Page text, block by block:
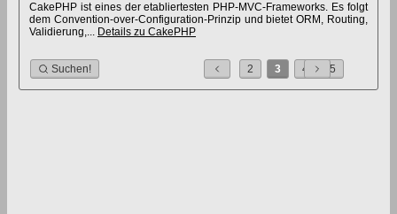
CakePHP ist eines der etabliertesten PHP-MVC-Frameworks. Es folgt
dem Convention-over-Configuration-Prinzip und bietet ORM, Routing,
Validierung,... Details zu CakePHP
Suchen! 2 3 4 5